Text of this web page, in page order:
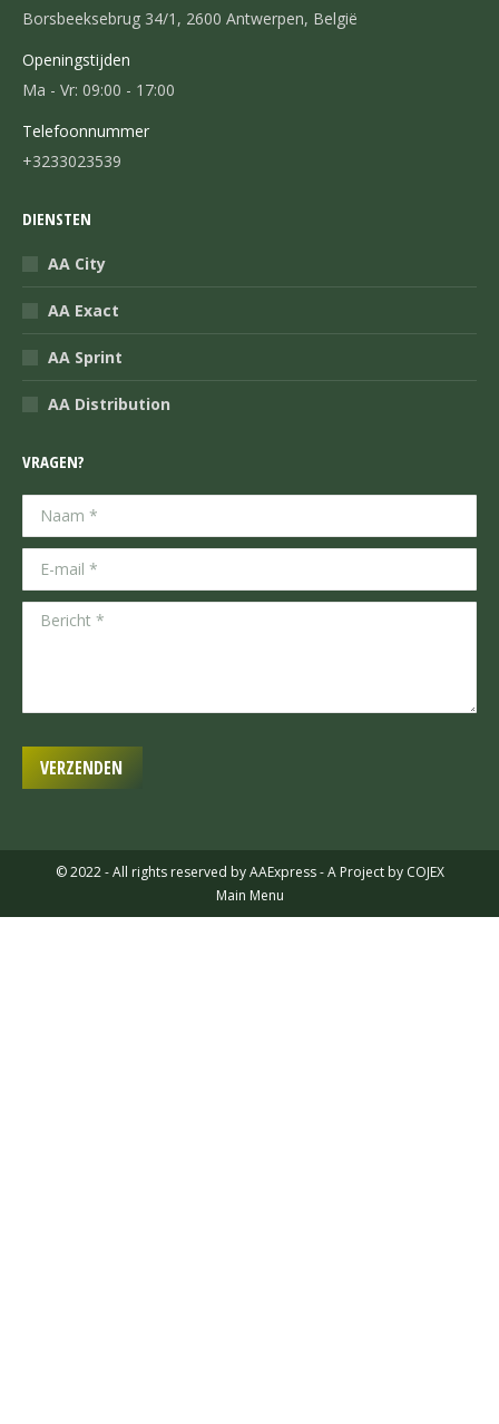
Borsbeeksebrug 34/1, 2600 Antwerpen, België
Openingstijden
Ma - Vr: 09:00 - 17:00
Telefoonnummer
+3233023539
DIENSTEN
AA City
AA Exact
AA Sprint
AA Distribution
VRAGEN?
Naam *
E-mail *
Bericht *
VERZENDEN
© 2022 - All rights reserved byAAExpress- A Project by COJEX
Main Menu